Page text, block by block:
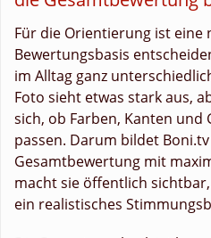
Für die Orientierung ist eine
Bewertungsbasis
im Alltag ganz
Foto sieht etwas stark aus,
sich, ob Farben, Kanten
passen. Darum bildet
Gesamtbewertung mit
macht sie öffentlich
ein realistisches